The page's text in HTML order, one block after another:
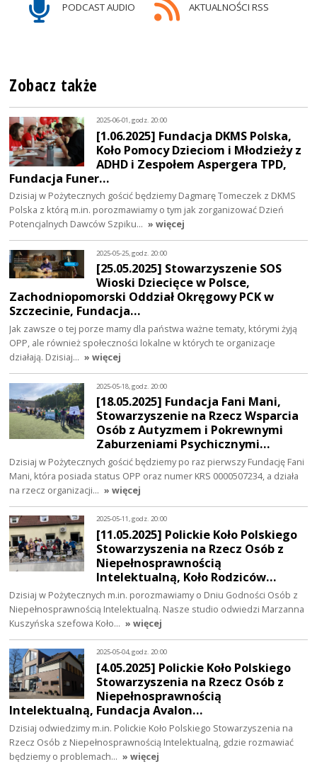
PODCAST AUDIO AKTUALNOŚCI RSS
Zobacz także
2025-06-01, godz. 20:00
[1.06.2025] Fundacja DKMS Polska,
Koło Pomocy Dzieciom i Młodzieży z
ADHD i Zespołem Aspergera TPD,
Fundacja Funer…
Dzisiaj w Pożytecznych gościć będziemy Dagmarę Tomeczek z DKMS
Polska z którą m.in. porozmawiamy o tym jak zorganizować Dzień
Potencjalnych Dawców Szpiku… » więcej
2025-05-25, godz. 20:00
[25.05.2025] Stowarzyszenie SOS
Wioski Dziecięce w Polsce,
Zachodniopomorski Oddział Okręgowy PCK w
Szczecinie, Fundacja…
Jak zawsze o tej porze mamy dla państwa ważne tematy, którymi żyją
OPP, ale również społeczności lokalne w których te organizacje
działają. Dzisiaj… » więcej
2025-05-18, godz. 20:00
[18.05.2025] Fundacja Fani Mani,
Stowarzyszenie na Rzecz Wsparcia
Osób z Autyzmem i Pokrewnymi
Zaburzeniami Psychicznymi…
Dzisiaj w Pożytecznych gościć będziemy po raz pierwszy Fundację Fani
Mani, która posiada status OPP oraz numer KRS 0000507234, a działa
na rzecz organizacji… » więcej
2025-05-11, godz. 20:00
[11.05.2025] Polickie Koło Polskiego
Stowarzyszenia na Rzecz Osób z
Niepełnosprawnością
Intelektualną, Koło Rodziców…
Dzisiaj w Pożytecznych m.in. porozmawiamy o Dniu Godności Osób z
Niepełnosprawnością Intelektualną. Nasze studio odwiedzi Marzanna
Kuszyńska szefowa Koło… » więcej
2025-05-04, godz. 20:00
[4.05.2025] Polickie Koło Polskiego
Stowarzyszenia na Rzecz Osób z
Niepełnosprawnością
Intelektualną, Fundacja Avalon…
Dzisiaj odwiedzimy m.in. Polickie Koło Polskiego Stowarzyszenia na
Rzecz Osób z Niepełnosprawnością Intelektualną, gdzie rozmawiać
będziemy o problemach… » więcej